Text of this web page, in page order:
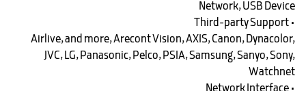
Network, USB Device
• Third-party Support
Airlive, and more, Arecont Vision, AXIS, Canon, Dynacolor,
JVC, LG, Panasonic, Pelco, PSIA, Samsung, Sanyo, Sony,
Watchnet